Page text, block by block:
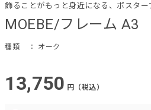
MOEBE/フレーム A3
飾ることがもっと身近になる、ポスター
種類 ： オーク
13,750 円（税込）